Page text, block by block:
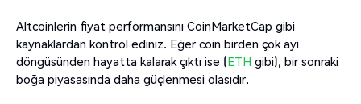
Altcoinlerin fiyat performansını CoinMarketCap gibi
kaynaklardan kontrol ediniz. Eğer coin birden çok ayı
döngüsünden hayatta kalarak çıktı ise (ETH gibi), bir sonraki
boğa piyasasında daha güçlenmesi olasıdır.